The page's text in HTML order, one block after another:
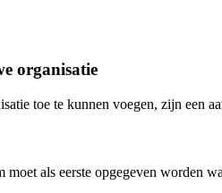
organisatie
toe te kunnen voegen, zijn een
moet als eerste opgegeven worden